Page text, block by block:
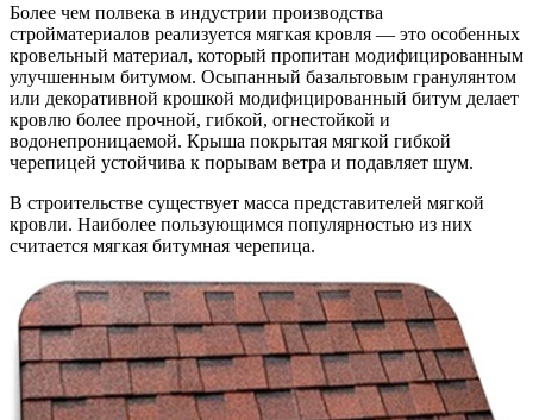
Более чем полвека в индустрии производства
стройматериалов реализуется мягкая кровля — это особенных
кровельный материал, который пропитан модифицированным
улучшенным битумом. Осыпанный базальтовым гранулянтом
или декоративной крошкой модифицированный битум делает
кровлю более прочной, гибкой, огнестойкой и
водонепроницаемой. Крыша покрытая мягкой гибкой
черепицей устойчива к порывам ветра и подавляет шум.
В строительстве существует масса представителей мягкой
кровли. Наиболее пользующимся популярностью из них
считается мягкая битумная черепица.